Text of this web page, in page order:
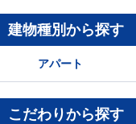
建物種別から探す
アパート
こだわりから探す